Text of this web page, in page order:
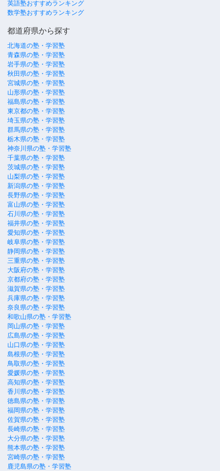
英語塾おすすめランキング
数学塾おすすめランキング
都道府県から探す
北海道の塾・学習塾
青森県の塾・学習塾
岩手県の塾・学習塾
秋田県の塾・学習塾
宮城県の塾・学習塾
山形県の塾・学習塾
福島県の塾・学習塾
東京都の塾・学習塾
埼玉県の塾・学習塾
群馬県の塾・学習塾
栃木県の塾・学習塾
神奈川県の塾・学習塾
千葉県の塾・学習塾
茨城県の塾・学習塾
山梨県の塾・学習塾
新潟県の塾・学習塾
長野県の塾・学習塾
富山県の塾・学習塾
石川県の塾・学習塾
福井県の塾・学習塾
愛知県の塾・学習塾
岐阜県の塾・学習塾
静岡県の塾・学習塾
三重県の塾・学習塾
大阪府の塾・学習塾
京都府の塾・学習塾
滋賀県の塾・学習塾
兵庫県の塾・学習塾
奈良県の塾・学習塾
和歌山県の塾・学習塾
岡山県の塾・学習塾
広島県の塾・学習塾
山口県の塾・学習塾
島根県の塾・学習塾
鳥取県の塾・学習塾
愛媛県の塾・学習塾
高知県の塾・学習塾
香川県の塾・学習塾
徳島県の塾・学習塾
福岡県の塾・学習塾
佐賀県の塾・学習塾
長崎県の塾・学習塾
大分県の塾・学習塾
熊本県の塾・学習塾
宮崎県の塾・学習塾
鹿児島県の塾・学習塾